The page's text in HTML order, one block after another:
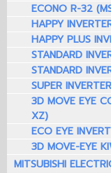
ECONO R-32
HAPPY
HAPPY PLUS
STANDARD
STANDARD
SUPER
3D MOVE EYE
XZ)
ECO EYE
3D MOVE-EYE
MITSUBISHI